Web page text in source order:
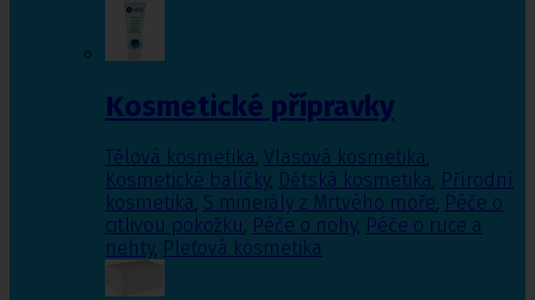
Kosmetické přípravky
Tělová kosmetika, Vlasová kosmetika,
Kosmetické balíčky, Dětská kosmetika, Přírodní
kosmetika, S minerály z Mrtvého moře, Péče o
citlivou pokožku, Péče o nohy, Péče o ruce a
nehty, Pleťová kosmetika